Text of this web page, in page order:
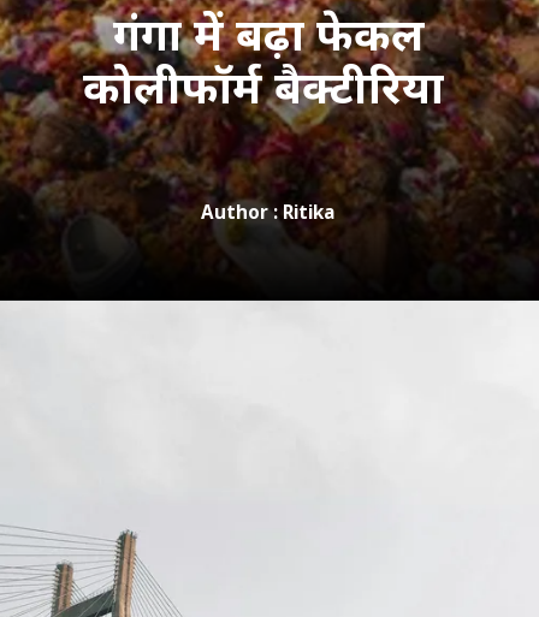
गंगा में बढ़ा फेकल
कोलीफॉर्म बैक्टीरिया
Author : Ritika